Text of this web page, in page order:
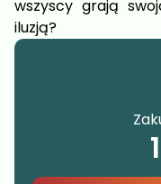
wszyscy grają
iluzją?